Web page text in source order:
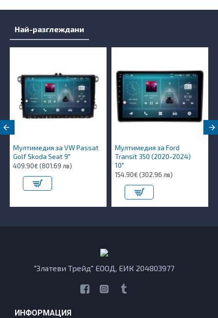
Най-разглеждани
Мултимедия за VW Passat
Golf Skoda Seat 9"
409.90€ (801.69 лв)
Мултимедия за Ford
Transit 350 (2020-2024)
10″
154.90€ (302.96 лв)
"Златеви Трейд" ЕООД, ЕИК 204803977
ИНФОРМАЦИЯ